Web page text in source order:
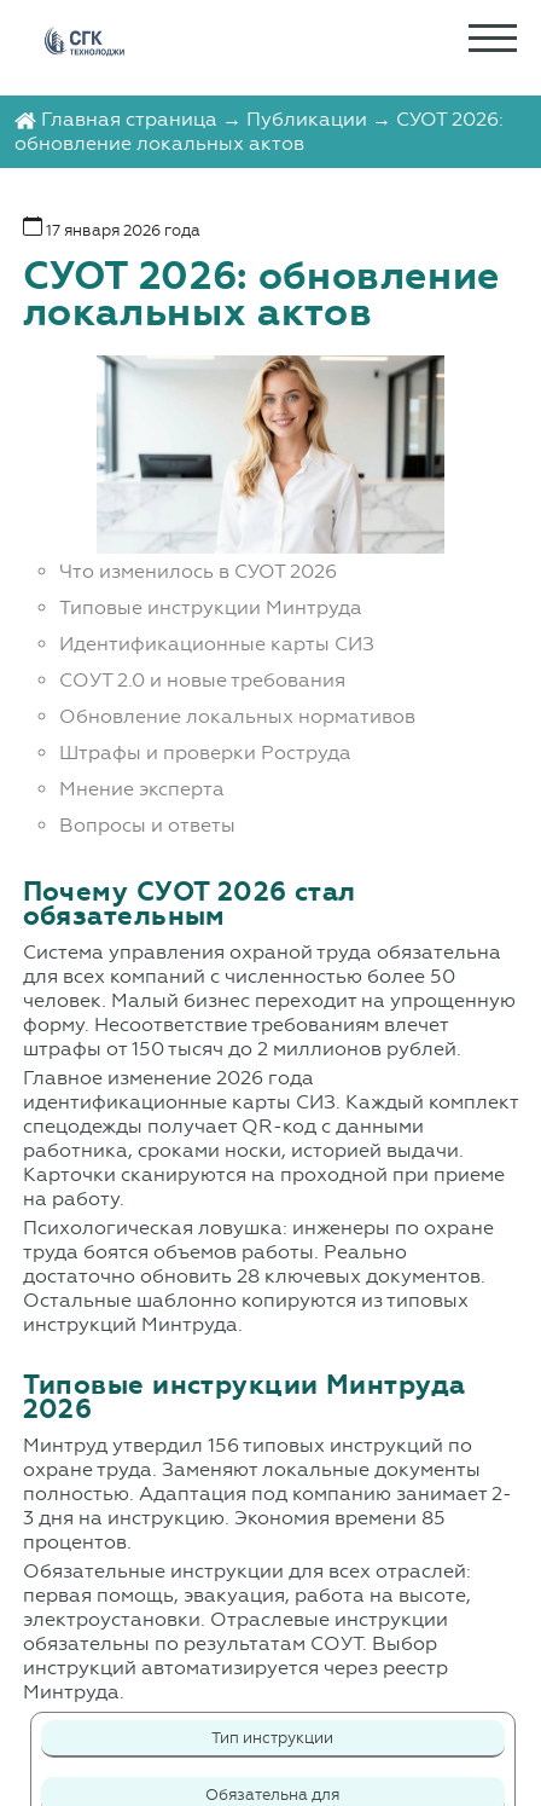
Главная страница → Публикации → СУОТ 2026:
обновление локальных актов
17 января 2026 года
СУОТ 2026: обновление
локальных актов
Что изменилось в СУОТ 2026
Типовые инструкции Минтруда
Идентификационные карты СИЗ
СОУТ 2.0 и новые требования
Обновление локальных нормативов
Штрафы и проверки Роструда
Мнение эксперта
Вопросы и ответы
Почему СУОТ 2026 стал
обязательным
Система управления охраной труда обязательна
для всех компаний с численностью более 50
человек. Малый бизнес переходит на упрощенную
форму. Несоответствие требованиям влечет
штрафы от 150 тысяч до 2 миллионов рублей.
Главное изменение 2026 года
идентификационные карты СИЗ. Каждый комплект
спецодежды получает QR-код с данными
работника, сроками носки, историей выдачи.
Карточки сканируются на проходной при приеме
на работу.
Психологическая ловушка: инженеры по охране
труда боятся объемов работы. Реально
достаточно обновить 28 ключевых документов.
Остальные шаблонно копируются из типовых
инструкций Минтруда.
Типовые инструкции Минтруда
2026
Минтруд утвердил 156 типовых инструкций по
охране труда. Заменяют локальные документы
полностью. Адаптация под компанию занимает 2-
3 дня на инструкцию. Экономия времени 85
процентов.
Обязательные инструкции для всех отраслей:
первая помощь, эвакуация, работа на высоте,
электроустановки. Отраслевые инструкции
обязательны по результатам СОУТ. Выбор
инструкций автоматизируется через реестр
Минтруда.
Тип инструкции
Обязательна для